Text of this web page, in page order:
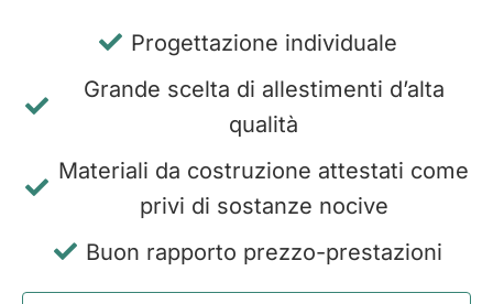
Progettazione individuale
Grande scelta di allestimenti d’alta
qualità
Materiali da costruzione attestati come
privi di sostanze nocive
Buon rapporto prezzo-prestazioni